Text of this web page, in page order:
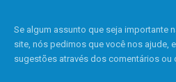
Se algum assunto que seja importante
site, nós pedimos que você nos ajude,
sugestões através dos comentários ou